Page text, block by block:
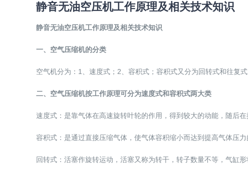
静音无油空压机工作原理及相关技术知识
静音无油空压机工作原理及相关技术知识
一、空气压缩机的分类
空气机分为：1、速度式；2、容积式；容积式又分为回转式和往复
二、空气压缩机按工作原理可分为速度式和容积式两大类
速度式：是靠气体在高速旋转叶轮的作用，得到较大的动能，随后
容积式：是通过直接压缩气体，使气体容积缩小而达到提高气体压
回转式：活塞作旋转运动，活塞又称为转干，转子数量不等，气缸